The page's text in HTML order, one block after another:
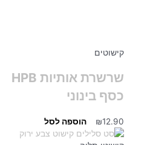
קישוטים
שרשרת אותיות HPB
כסף בינוני
₪12.90 הוספה לסל